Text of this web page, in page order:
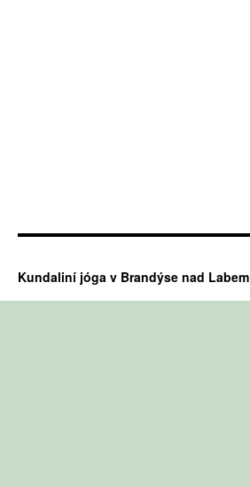
Kundaliní jóga v Brandýse nad Labem